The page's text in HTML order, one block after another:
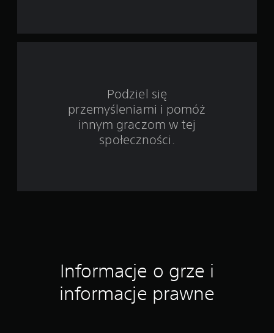
t
Podziel się
przemyśleniami i pomóż
innym graczom w tej
społeczności.
Informacje o grze i
informacje prawne